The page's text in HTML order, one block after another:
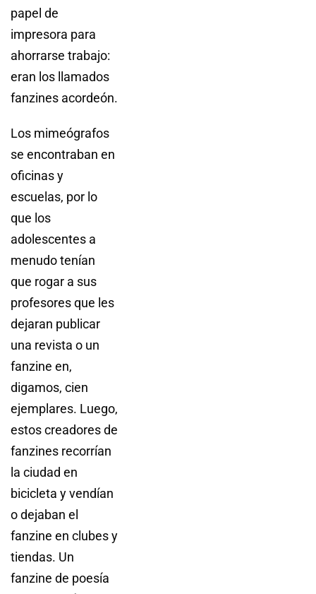
papel de
impresora para
ahorrarse trabajo:
eran los llamados
fanzines acordeón.
Los mimeógrafos
se encontraban en
oficinas y
escuelas, por lo
que los
adolescentes a
menudo tenían
que rogar a sus
profesores que les
dejaran publicar
una revista o un
fanzine en,
digamos, cien
ejemplares. Luego,
estos creadores de
fanzines recorrían
la ciudad en
bicicleta y vendían
o dejaban el
fanzine en clubes y
tiendas. Un
fanzine de poesía